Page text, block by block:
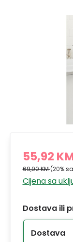
55,92
69,90 KM(20%
Cijena sa
Dostava ili
Dostava